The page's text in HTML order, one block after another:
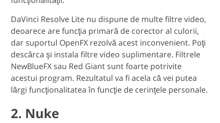
DaVinci Resolve Lite nu dispune de multe filtre video,
deoarece are funcţia primară de corector al culorii,
dar suportul OpenFX rezolvă acest inconvenient. Poţi
descărca şi instala filtre video suplimentare. Filtrele
NewBlueFX sau Red Giant sunt foarte potrivite
acestui program. Rezultatul va fi acela că vei putea
lărgi funcţionalitatea în funcţie de cerinţele personale.
2. Nuke